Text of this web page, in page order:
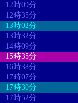
12時09分
12時35分
13時02分
13時32分
14時09分
15時35分
16時38分
17時07分
17時30分
17時52分